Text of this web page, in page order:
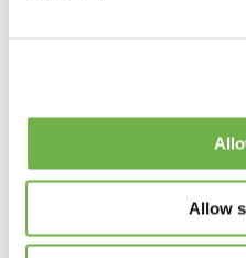
Allow
BLOG